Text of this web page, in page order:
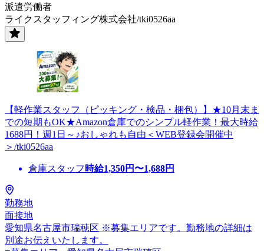
派遣労働者
ライクスタッフィング株式会社/tki0526aa
【軽作業スタッフ（ピッキング・検品・梱包）】★10月末ま
での短期もOK★Amazon倉庫でのシンプル軽作業！最大時給
1688円！週1日～♪おしゃれも自由＜WEB登録会開催中
＞/tki0526aa
倉庫スタッフ 時給1,350円〜1,688円
勤務地
面接地
愛知県名古屋市瑞穂区 ※募集エリアです。勤務地の詳細は
別途お伝えいたします。